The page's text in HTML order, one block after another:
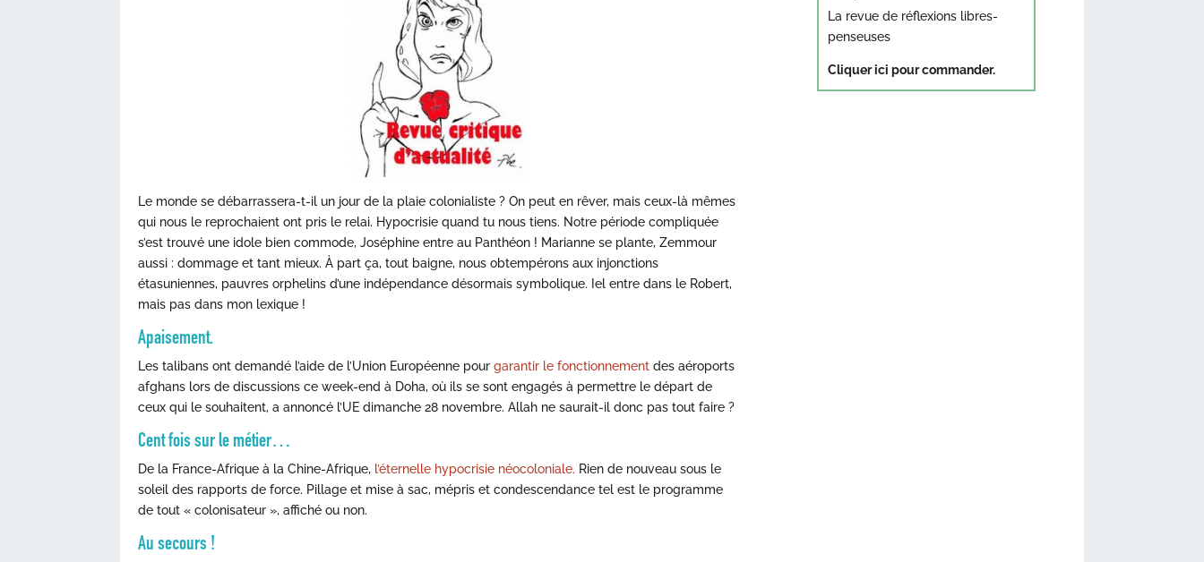
Le monde se débarrassera-t-il un jour de la plaie colonialiste ? On peut en rêver, mais ceux-là mêmes
qui nous le reprochaient ont pris le relai. Hypocrisie quand tu nous tiens. Notre période compliquée
s’est trouvé une idole bien commode, Joséphine entre au Panthéon ! Marianne se plante, Zemmour
aussi : dommage et tant mieux. À part ça, tout baigne, nous obtempérons aux injonctions
étasuniennes, pauvres orphelins d’une indépendance désormais symbolique. Iel entre dans le Robert,
mais pas dans mon lexique !
Apaisement.
Les talibans ont demandé l’aide de l’Union Européenne pour garantir le fonctionnement des aéroports
afghans lors de discussions ce week-end à Doha, où ils se sont engagés à permettre le départ de
ceux qui le souhaitent, a annoncé l’UE dimanche 28 novembre. Allah ne saurait-il donc pas tout faire ?
Cent fois sur le métier…
De la France-Afrique à la Chine-Afrique, l’éternelle hypocrisie néocoloniale. Rien de nouveau sous le
soleil des rapports de force. Pillage et mise à sac, mépris et condescendance tel est le programme
de tout « colonisateur », affiché ou non.
Au secours !
La revue de réflexions libres-
penseuses
Cliquer ici pour commander.